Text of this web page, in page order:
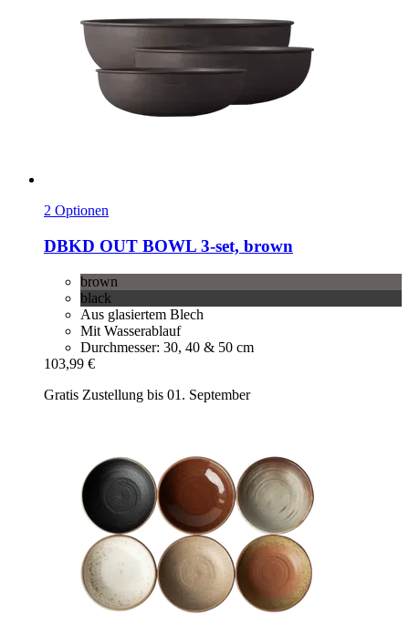
2 Optionen
DBKD OUT BOWL 3-​set, brown
brown
black
Aus glasiertem Blech
Mit Wasserablauf
Durchmesser: 30, 40 & 50 cm
103,99 €
Gratis Zustellung bis 01. September